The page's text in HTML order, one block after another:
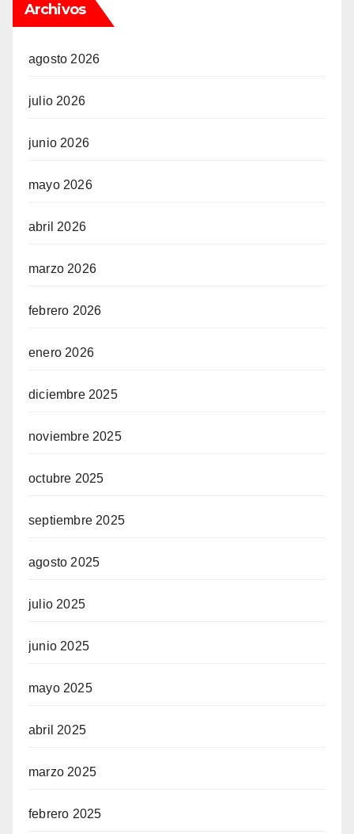
Archivos
agosto 2026
julio 2026
junio 2026
mayo 2026
abril 2026
marzo 2026
febrero 2026
enero 2026
diciembre 2025
noviembre 2025
octubre 2025
septiembre 2025
agosto 2025
julio 2025
junio 2025
mayo 2025
abril 2025
marzo 2025
febrero 2025